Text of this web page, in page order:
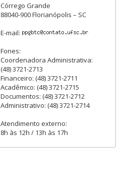
Córrego Grande
88040-900 Florianópolis – SC
E-mail:
Fones:
Coordenadora Administrativa:
(48) 3721-2713
Financeiro: (48) 3721-2711
Acadêmico: (48) 3721-2715
Documentos: (48) 3721-2712
Administrativo: (48) 3721-2714
Atendimento externo:
8h às 12h / 13h às 17h